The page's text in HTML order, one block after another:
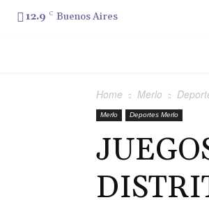
12.9 C Buenos Aires
Home Merlo
Merlo Deportes Merlo